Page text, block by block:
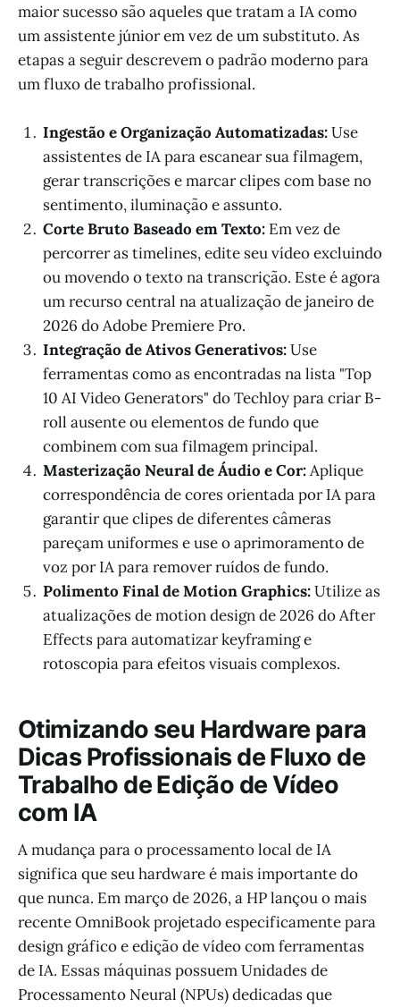
maior sucesso são aqueles que tratam a IA como
um assistente júnior em vez de um substituto. As
etapas a seguir descrevem o padrão moderno para
um fluxo de trabalho profissional.
Ingestão e Organização Automatizadas:Use
assistentes de IA para escanear sua filmagem,
gerar transcrições e marcar clipes com base no
sentimento, iluminação e assunto.
Corte Bruto Baseado em Texto: Em vez de
percorrer as timelines, edite seu vídeo excluindo
ou movendo o texto na transcrição. Este é agora
um recurso central na atualização de janeiro de
2026 do Adobe Premiere Pro.
Integração de Ativos Generativos:Use
ferramentas como as encontradas na lista "Top
10 AI Video Generators" do Techloy para criar B-
roll ausente ou elementos de fundo que
combinem com sua filmagem principal.
Masterização Neural de Áudio e Cor:Aplique
correspondência de cores orientada por IA para
garantir que clipes de diferentes câmeras
pareçam uniformes e use o aprimoramento de
voz por IA para remover ruídos de fundo.
Polimento Final de Motion Graphics:Utilize as
atualizações de motion design de 2026 do After
Effects para automatizar keyframing e
rotoscopia para efeitos visuais complexos.
Otimizando seu Hardware para
Dicas Profissionais de Fluxo de
Trabalho de Edição de Vídeo
com IA
A mudança para o processamento local de IA
significa que seu hardware é mais importante do
que nunca. Em março de 2026, a HP lançou o mais
recente OmniBook projetado especificamente para
design gráfico e edição de vídeo com ferramentas
de IA. Essas máquinas possuem Unidades de
Processamento Neural (NPUs) dedicadas que